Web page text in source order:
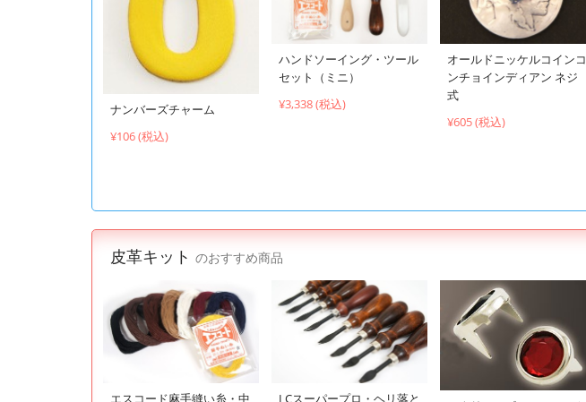
ナンバーズチャーム
¥106 (税込)
ハンドソーイング・ツール
セット（ミニ）
¥3,338 (税込)
オールドニッケルコインコ
ンチョインディアン ネジ
式
¥605 (税込)
皮革キット のおすすめ商品